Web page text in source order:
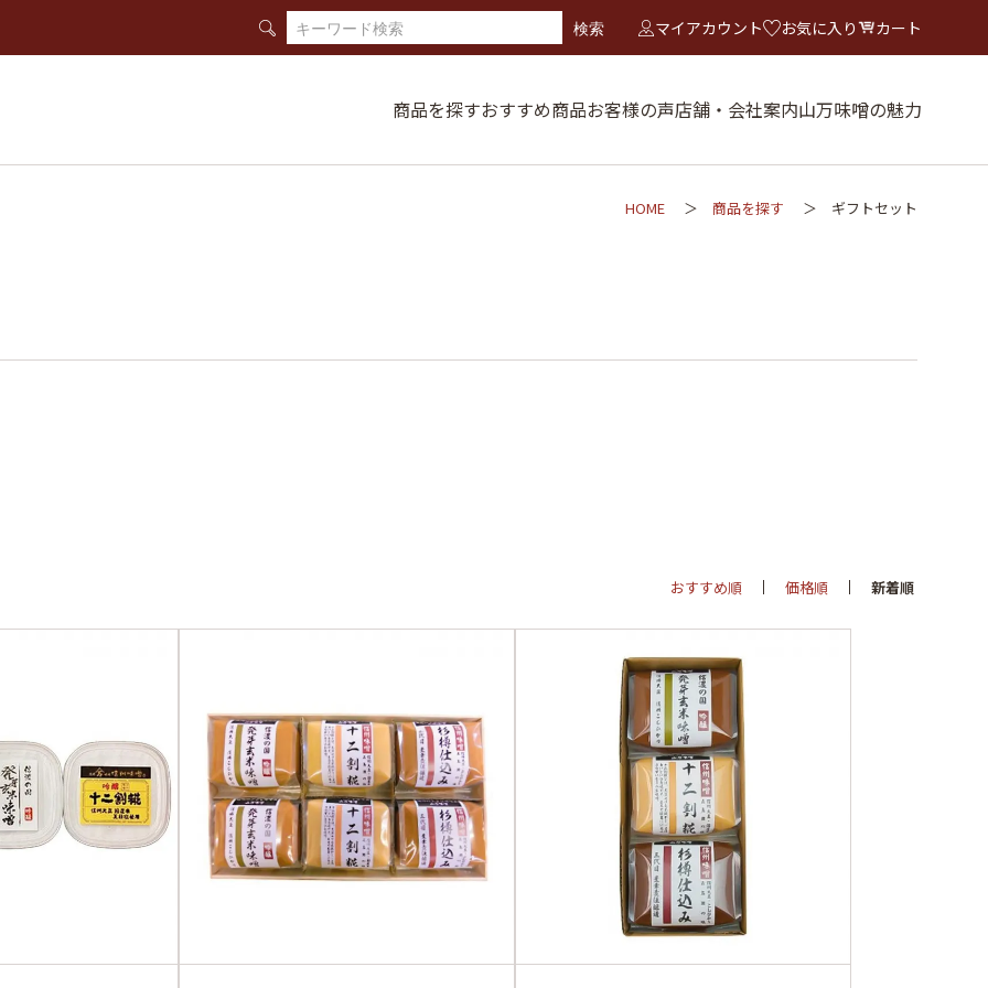
検索 マイアカウント お気に入り カート
商品を探すおすすめ商品お客様の声店舗・会社案内山万味噌の魅力
HOME 商品を探す ギフトセット
おすすめ順 価格順 新着順